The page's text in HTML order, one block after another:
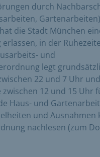
durch
die Stadt München
in der
und
legt
22 und 7 Uhr
12 und 15 Uhr
Haus- und
und Ausnahmen
nachlesen (zum